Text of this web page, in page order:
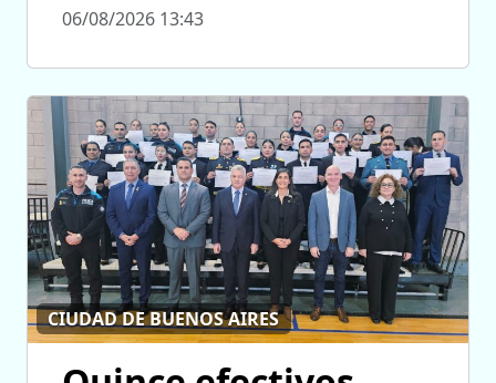
06/08/2026 13:43
CIUDAD DE BUENOS AIRES